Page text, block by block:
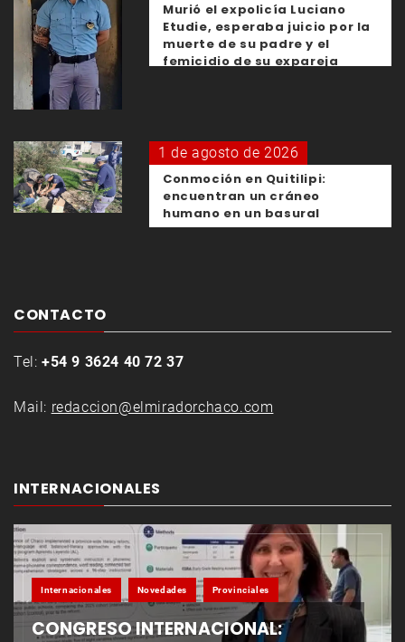
Murió el expolicía Luciano
Etudie, esperaba juicio por la
muerte de su padre y el
femicidio de su expareja
1 de agosto de 2026
Conmoción en Quitilipi:
encuentran un cráneo
humano en un basural
CONTACTO
Tel: +54 9 3624 40 72 37
Mail: redaccion@elmiradorchaco.com
INTERNACIONALES
Internacionales Novedades Provinciales
CONGRESO INTERNACIONAL: